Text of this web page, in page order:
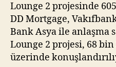
Lounge 2 projesinde
DD Mortgage,
Bank Asya ile anlaşma
Lounge 2 projesi, 68
üzerinde